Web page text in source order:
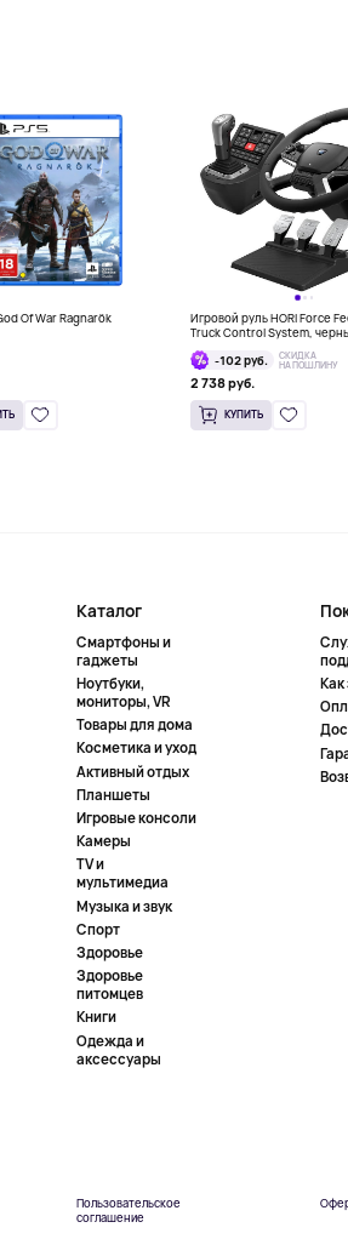
Of War Ragnarök
Игровой руль HORI Force
Truck Control System,
-102 руб.
СКИДКА
НА ПОШЛИНУ
2 738 руб.
КУПИТЬ
Каталог
Смартфоны и
гаджеты
Ноутбуки,
мониторы, VR
Товары для дома
Косметика и уход
Активный отдых
Планшеты
Игровые консоли
Камеры
TV и
мультимедиа
Музыка и звук
Спорт
Здоровье
Здоровье
питомцев
Книги
Одежда и
аксессуары
Как
Пользовательское
соглашение